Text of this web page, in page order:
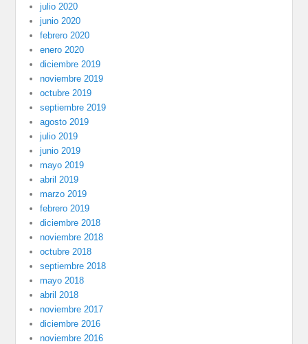
julio 2020
junio 2020
febrero 2020
enero 2020
diciembre 2019
noviembre 2019
octubre 2019
septiembre 2019
agosto 2019
julio 2019
junio 2019
mayo 2019
abril 2019
marzo 2019
febrero 2019
diciembre 2018
noviembre 2018
octubre 2018
septiembre 2018
mayo 2018
abril 2018
noviembre 2017
diciembre 2016
noviembre 2016